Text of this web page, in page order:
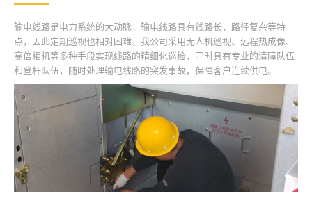
输电线路是电力系统的大动脉，输电线路具有线路长，路径复杂等特
点，因此定期巡视也相对困难，我公司采用无人机巡视、远程热成像、
高倍相机等多种手段实现线路的精细化巡检，同时具有专业的清障队伍
和登杆队伍，随时处理输电线路的突发事故，保障客户连续供电。